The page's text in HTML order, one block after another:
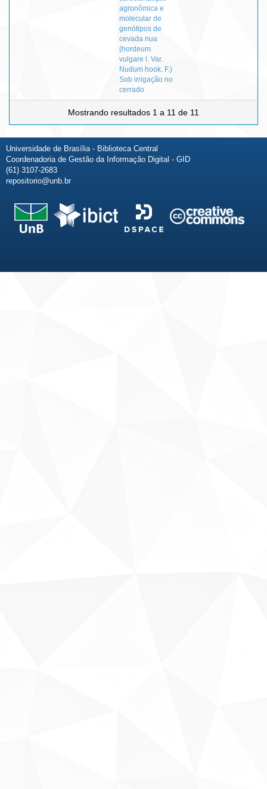
agronômica e
molecular de
genótipos de
cevada nua
(hordeum
vulgare l. Var.
Nudum hook. F.)
Sob irrigação no
cerrado
Mostrando resultados 1 a 11 de 11
Universidade de Brasília - Biblioteca Central
Coordenadoria de Gestão da Informação Digital - GID
(61) 3107-2683
repositorio@unb.br